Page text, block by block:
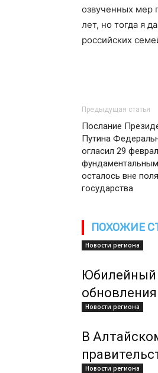
озвученных мер
лет, но тогда я
российских
Предыдущая статья
Послание
Путина
огласил 29
осталось вне
государства
ПОХОЖИЕ
Новости региона
Юбилейный
Новости региона
В
Новости региона